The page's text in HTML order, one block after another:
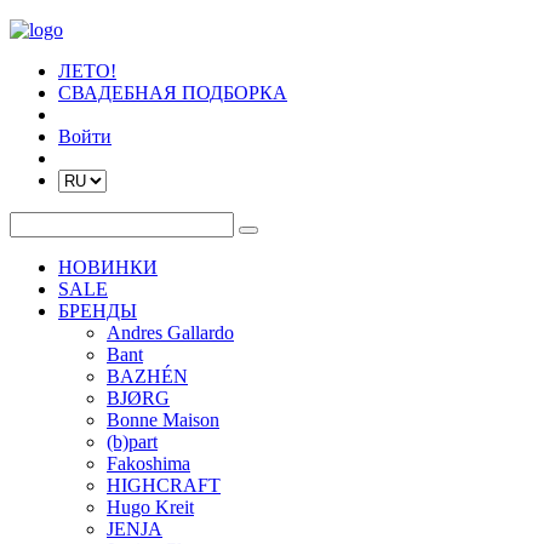
ЛЕТО!
СВАДЕБНАЯ ПОДБОРКА
Войти
НОВИНКИ
SALE
БРЕНДЫ
Andres Gallardo
Bant
BAZHÉN
BJØRG
Bonne Maison
(b)part
Fakoshima
HIGHCRAFT
Hugo Kreit
JENJA